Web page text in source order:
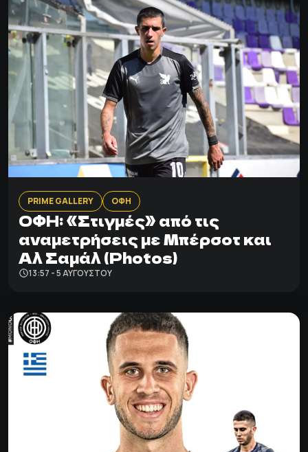
PRIME GALLERY ΟΦΗ
ΟΦΗ: «Στιγμές» από τις
αναμετρήσεις με Μπέρσοτ και
Αλ Σαμάλ (Photos)
13:57 - 5 ΑΥΓΟΎΣΤΟΥ